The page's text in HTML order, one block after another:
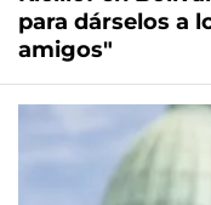
para dárselos a
amigos"